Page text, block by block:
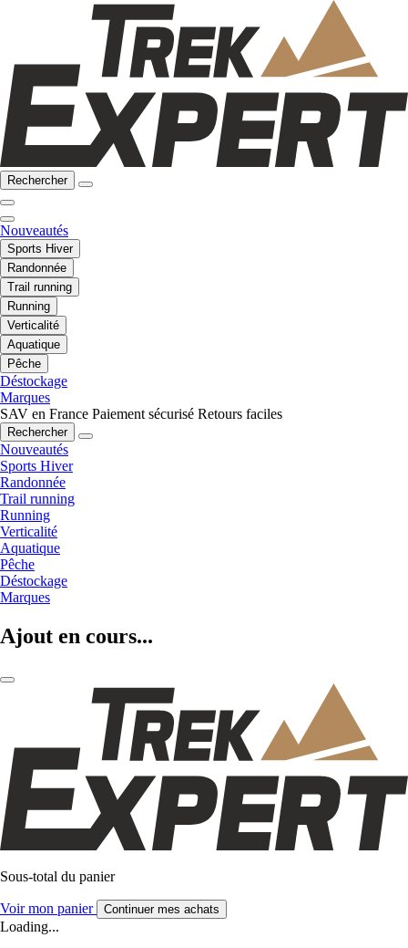
Rechercher
Nouveautés
Sports Hiver
Randonnée
Trail running
Running
Verticalité
Aquatique
Pêche
Déstockage
Marques
SAV en France Paiement sécurisé Retours faciles
Rechercher
Nouveautés
Sports Hiver
Randonnée
Trail running
Running
Verticalité
Aquatique
Pêche
Déstockage
Marques
Ajout en cours...
Sous-total du panier
Voir mon panier Continuer mes achats
Loading...